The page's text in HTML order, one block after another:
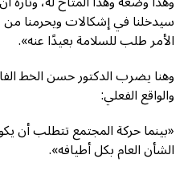
سيدخلنا في إشكالات ويحرمنا
الأمر طلب للسلامة بعيدًا عنه».
وهنا يضرب الدكتور حسن الخط
والواقع الفعلي:
«بينما حركة المجتمع تتطلب أن
الشأن العام بكل أطيافه».